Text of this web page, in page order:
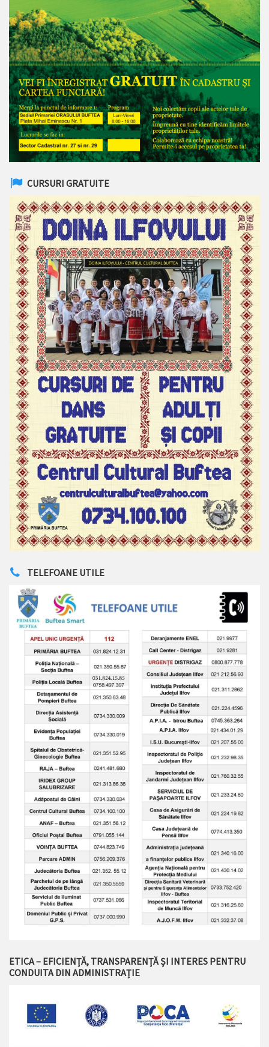
CURSURI GRATUITE
TELEFOANE UTILE
ETICA – EFICIENȚĂ, TRANSPARENȚĂ ȘI INTERES PENTRU
CONDUITA DIN ADMINISTRAȚIE